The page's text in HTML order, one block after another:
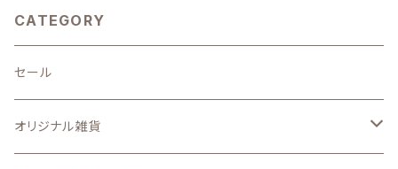
CATEGORY
セール
オリジナル雑貨